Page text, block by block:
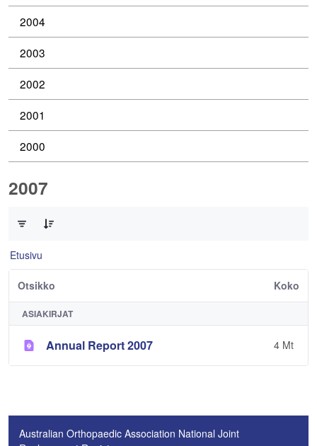
2004
2003
2002
2001
2000
2007
Etusivu
Otsikko Koko
ASIAKIRJAT
Annual Report 2007 4 Mt
Australian Orthopaedic Association National Joint